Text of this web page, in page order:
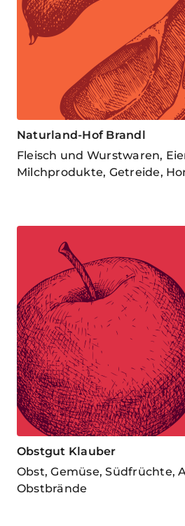
Naturland-Hof Brandl
Fleisch und Wurstwaren,
Milchprodukte, Getreide,
Obstgut Klauber
Obst, Gemüse, Südfrüchte,
Obstbrände